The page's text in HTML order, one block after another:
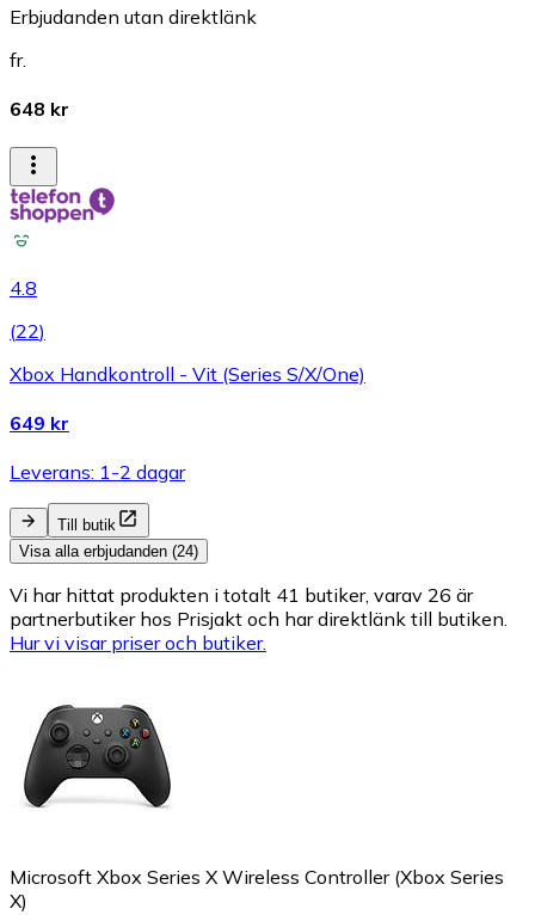
Erbjudanden utan direktlänk
fr.
648 kr
4.8
(22)
Xbox Handkontroll - Vit (Series S/X/One)
649 kr
Leverans: 1-2 dagar
Till butik
Visa alla erbjudanden (24)
Vi har hittat produkten i totalt 41 butiker, varav 26 är
partnerbutiker hos Prisjakt och har direktlänk till butiken.
Hur vi visar priser och butiker.
Microsoft Xbox Series X Wireless Controller (Xbox Series
X)